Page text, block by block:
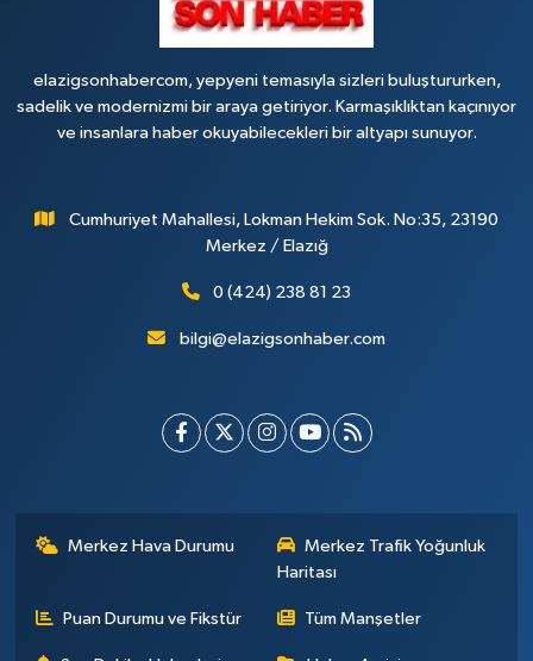
elazigsonhabercom, yepyeni temasıyla sizleri buluştururken,
sadelik ve modernizmi bir araya getiriyor. Karmaşıklıktan kaçınıyor
ve insanlara haber okuyabilecekleri bir altyapı sunuyor.
Cumhuriyet Mahallesi, Lokman Hekim Sok. No:35, 23190
Merkez / Elazığ
0 (424) 238 81 23
bilgi@elazigsonhaber.com
Merkez Hava Durumu
Merkez Trafik Yoğunluk
Haritası
Puan Durumu ve Fikstür Tüm Manşetler